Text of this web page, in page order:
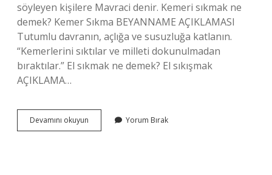
söyleyen kişilere Mavraci denir. Kemeri sıkmak ne
demek? Kemer Sıkma BEYANNAME AÇIKLAMASI
Tutumlu davranın, açlığa ve susuzluğa katlanın.
“Kemerlerini sıktılar ve milleti dokunulmadan
bıraktılar.” El sıkmak ne demek? El sıkışmak
AÇIKLAMA…
Devamını okuyun
Sıkmak
Yorum Bırak